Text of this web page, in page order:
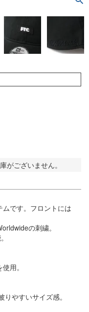
がございません。
です。フロントには
の刺繍。
用。
やすいサイズ感。